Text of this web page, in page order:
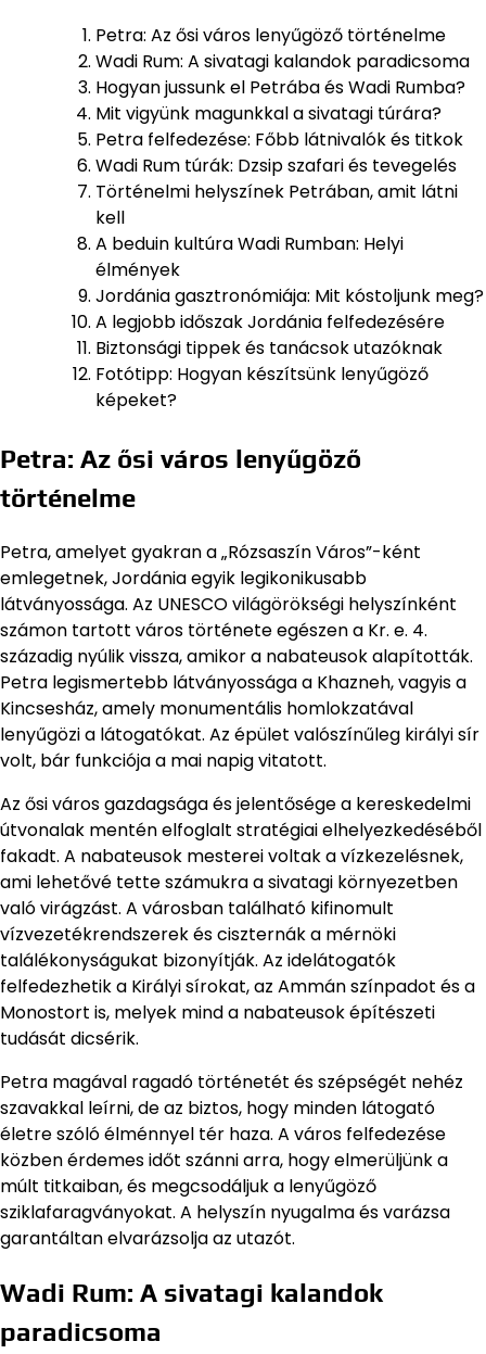
Petra: Az ősi város lenyűgöző történelme
Wadi Rum: A sivatagi kalandok paradicsoma
Hogyan jussunk el Petrába és Wadi Rumba?
Mit vigyünk magunkkal a sivatagi túrára?
Petra felfedezése: Főbb látnivalók és titkok
Wadi Rum túrák: Dzsip szafari és tevegelés
Történelmi helyszínek Petrában, amit látni
kell
A beduin kultúra Wadi Rumban: Helyi
élmények
Jordánia gasztronómiája: Mit kóstoljunk meg?
A legjobb időszak Jordánia felfedezésére
Biztonsági tippek és tanácsok utazóknak
Fotótipp: Hogyan készítsünk lenyűgöző
képeket?
Petra: Az ősi város lenyűgöző
történelme
Petra, amelyet gyakran a „Rózsaszín Város”-ként
emlegetnek, Jordánia egyik legikonikusabb
látványossága. Az UNESCO világörökségi helyszínként
számon tartott város története egészen a Kr. e. 4.
századig nyúlik vissza, amikor a nabateusok alapították.
Petra legismertebb látványossága a Khazneh, vagyis a
Kincsesház, amely monumentális homlokzatával
lenyűgözi a látogatókat. Az épület valószínűleg királyi sír
volt, bár funkciója a mai napig vitatott.
Az ősi város gazdagsága és jelentősége a kereskedelmi
útvonalak mentén elfoglalt stratégiai elhelyezkedéséből
fakadt. A nabateusok mesterei voltak a vízkezelésnek,
ami lehetővé tette számukra a sivatagi környezetben
való virágzást. A városban található kifinomult
vízvezetékrendszerek és ciszternák a mérnöki
találékonyságukat bizonyítják. Az idelátogatók
felfedezhetik a Királyi sírokat, az Ammán színpadot és a
Monostort is, melyek mind a nabateusok építészeti
tudását dicsérik.
Petra magával ragadó történetét és szépségét nehéz
szavakkal leírni, de az biztos, hogy minden látogató
életre szóló élménnyel tér haza. A város felfedezése
közben érdemes időt szánni arra, hogy elmerüljünk a
múlt titkaiban, és megcsodáljuk a lenyűgöző
sziklafaragványokat. A helyszín nyugalma és varázsa
garantáltan elvarázsolja az utazót.
Wadi Rum: A sivatagi kalandok
paradicsoma